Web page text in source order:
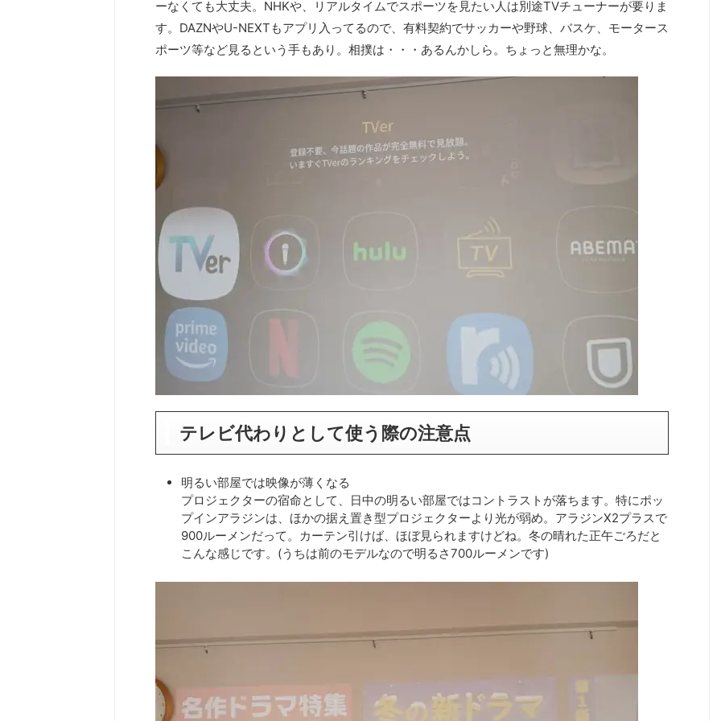
ーなくても大丈夫。NHKや、リアルタイムでスポーツを見たい人は別途TVチューナーが要りま
す。DAZNやU-NEXTもアプリ入ってるので、有料契約でサッカーや野球、バスケ、モータース
ポーツ等など見るという手もあり。相撲は・・・あるんかしら。ちょっと無理かな。
テレビ代わりとして使う際の注意点
明るい部屋では映像が薄くなる
プロジェクターの宿命として、日中の明るい部屋ではコントラストが落ちます。特にポッ
プインアラジンは、ほかの据え置き型プロジェクターより光が弱め。アラジンX2プラスで
900ルーメンだって。カーテン引けば、ほぼ見られますけどね。冬の晴れた正午ごろだと
こんな感じです。(うちは前のモデルなので明るさ700ルーメンです)